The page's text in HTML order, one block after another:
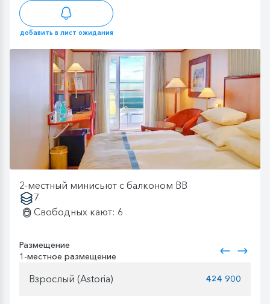
добавить в лист ожидания
2-местный минисьют с балконом BB
7
Свободных кают: 6
Размещение
1-местное размещение
Взрослый (Astoria) 424 900